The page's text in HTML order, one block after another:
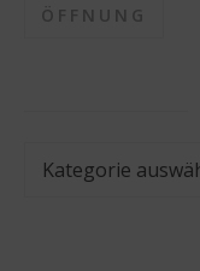
ÖFFNUNG